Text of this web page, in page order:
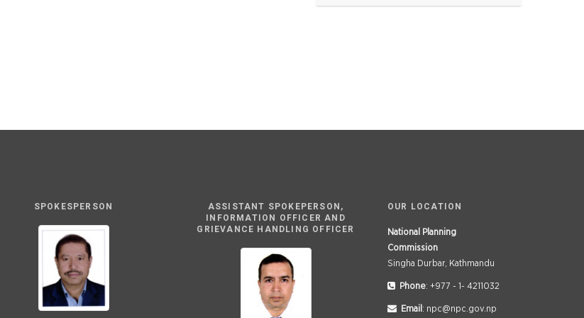
SPOKESPERSON
ASSISTANT SPOKEPERSON,
INFORMATION OFFICER AND
GRIEVANCE HANDLING OFFICER
OUR LOCATION
National Planning
Commission
Singha Durbar, Kathmandu
Phone: +977 - 1- 4211032
Email : npc@npc.gov.np